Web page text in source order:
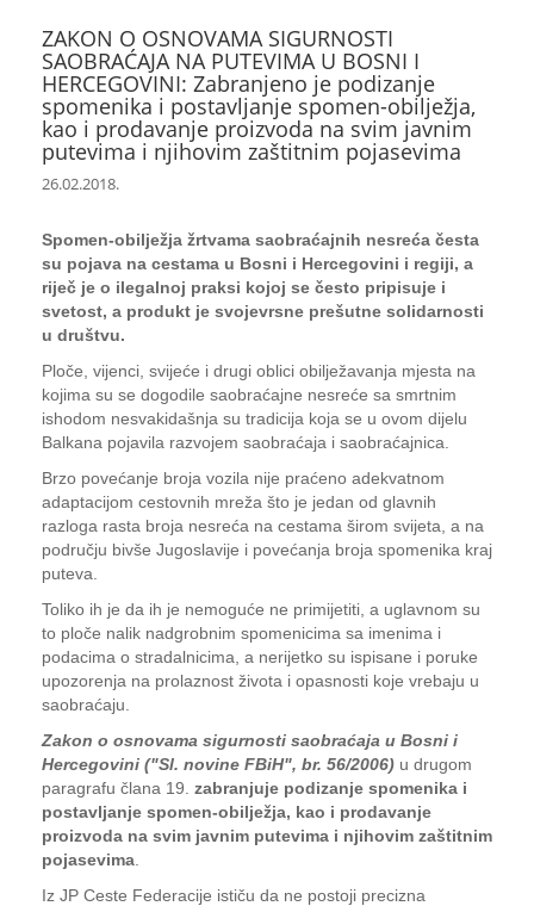
ZAKON O OSNOVAMA SIGURNOSTI
SAOBRAĆAJA NA PUTEVIMA U BOSNI I
HERCEGOVINI: Zabranjeno je podizanje
spomenika i postavljanje spomen-obilježja,
kao i prodavanje proizvoda na svim javnim
putevima i njihovim zaštitnim pojasevima
26.02.2018.
Spomen-obilježja žrtvama saobraćajnih nesreća česta
su pojava na cestama u Bosni i Hercegovini i regiji, a
riječ je o ilegalnoj praksi kojoj se često pripisuje i
svetost, a produkt je svojevrsne prešutne solidarnosti
u društvu.
Ploče, vijenci, svijeće i drugi oblici obilježavanja mjesta na
kojima su se dogodile saobraćajne nesreće sa smrtnim
ishodom nesvakidašnja su tradicija koja se u ovom dijelu
Balkana pojavila razvojem saobraćaja i saobraćajnica.
Brzo povećanje broja vozila nije praćeno adekvatnom
adaptacijom cestovnih mreža što je jedan od glavnih
razloga rasta broja nesreća na cestama širom svijeta, a na
području bivše Jugoslavije i povećanja broja spomenika kraj
puteva.
Toliko ih je da ih je nemoguće ne primijetiti, a uglavnom su
to ploče nalik nadgrobnim spomenicima sa imenima i
podacima o stradalnicima, a nerijetko su ispisane i poruke
upozorenja na prolaznost života i opasnosti koje vrebaju u
saobraćaju.
Zakon o osnovama sigurnosti saobraćaja u Bosni i
Hercegovini ("Sl. novine FBiH", br. 56/2006) u drugom
paragrafu člana 19. zabranjuje podizanje spomenika i
postavljanje spomen-obilježja, kao i prodavanje
proizvoda na svim javnim putevima i njihovim zaštitnim
pojasevima
Iz JP Ceste Federacije ističu da ne postoji precizna